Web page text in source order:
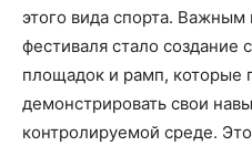
этого вида спорта.
фестиваля стало создание
площадок и рамп, которые
демонстрировать свои
контролируемой среде.